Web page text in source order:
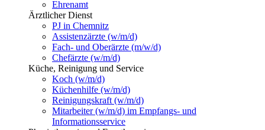
Ehrenamt
Ärztlicher Dienst
PJ in Chemnitz
Assistenzärzte (w/m/d)
Fach- und Oberärzte (m/w/d)
Chefärzte (w/m/d)
Küche, Reinigung und Service
Koch (w/m/d)
Küchenhilfe (w/m/d)
Reinigungskraft (w/m/d)
Mitarbeiter (w/m/d) im Empfangs- und
Informationsservice